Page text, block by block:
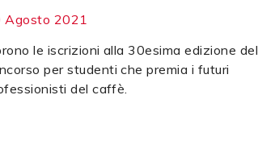
Agosto 2021
le iscrizioni alla 30esima edizione del
per studenti che premia i futuri
del caffè.